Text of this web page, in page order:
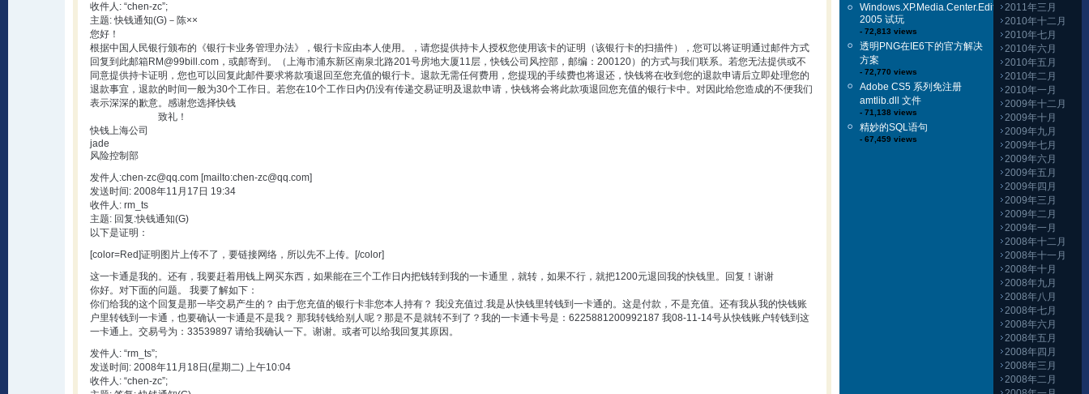
收件人: “chen-zc”;
主题: 快钱通知(G)－陈××
您好！
根据中国人民银行颁布的《银行卡业务管理办法》，银行卡应由本人使用。，请您提供持卡人授权您使用该卡的证明（该银行卡的扫描件），您可以将证明通过邮件方式
回复到此邮箱 RM@99bill.com ，或邮寄到。（上海市浦东新区南泉北路201号房地大厦11层，快钱公司风控部，邮编：200120）的方式与我们联系。若您无法提供或不
同意提供持卡证明，您也可以回复此邮件要求将款项退回至您充值的银行卡。退款无需任何费用，您提现的手续费也将退还，快钱将在收到您的退款申请后立即处理您的
退款事宜，退款的时间一般为30个工作日。若您在10个工作日内仍没有传递交易证明及退款申请，快钱将会将此款项退回您充值的银行卡中。对因此给您造成的不便我们
表示深深的歉意。感谢您选择快钱
致礼！
快钱上海公司
jade
风险控制部
发件人:chen-zc@qq.com [mailto:chen-zc@qq.com]
发送时间: 2008年11月17日 19:34
收件人: rm_ts
主题: 回复:快钱通知(G)
以下是证明：
[color=Red]证明图片上传不了，要链接网络，所以先不上传。[/color]
这一卡通是我的。还有，我要赶着用钱上网买东西，如果能在三个工作日内把钱转到我的一卡通里，就转，如果不行，就把1200元退回我的快钱里。回复！谢谢
你好。对下面的问题。 我要了解如下：
你们给我的这个回复是那一毕交易产生的？ 由于您充值的银行卡非您本人持有？ 我没充值过.我是从快钱里转钱到一卡通的。这是付款，不是充值。还有我从我的快钱账
户里转钱到一卡通，也要确认一卡通是不是我？ 那我转钱给别人呢？那是不是就转不到了？我的一卡通卡号是：6225881200992187 我08-11-14号从快钱账户转钱到这
一卡通上。交易号为：33539897 请给我确认一下。谢谢。或者可以给我回复其原因。
发件人: “rm_ts”;
发送时间: 2008年11月18日(星期二) 上午10:04
收件人: “chen-zc”;
Windows.XP.Media.Center.Edition
2005 试玩
- 72,813 views
透明PNG在IE6下的官方解决
方案
- 72,770 views
Adobe CS5 系列免注册
amtlib.dll 文件
- 71,138 views
精妙的SQL语句
- 67,459 views
2011年三月
2010年十二月
2010年七月
2010年六月
2010年五月
2010年二月
2010年一月
2009年十二月
2009年十月
2009年九月
2009年七月
2009年六月
2009年五月
2009年四月
2009年三月
2009年二月
2009年一月
2008年十二月
2008年十一月
2008年十月
2008年九月
2008年八月
2008年七月
2008年六月
2008年五月
2008年四月
2008年三月
2008年二月